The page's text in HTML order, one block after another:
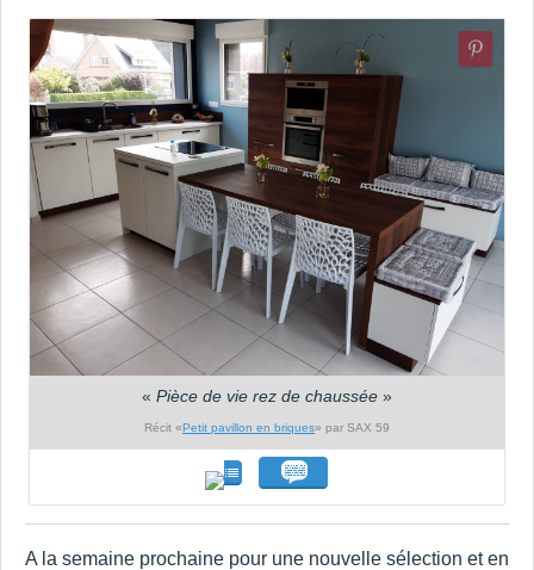
« Pièce de vie rez de chaussée »
Récit «Petit pavillon en briques» par SAX 59
A la semaine prochaine pour une nouvelle sélection et en